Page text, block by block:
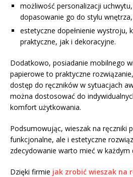
możliwość personalizacji
dopasowanie go do stylu wnętrza,
estetyczne dopełnienie wystroju,
praktyczne, jak i dekoracyjne.
Dodatkowo, posiadanie mobilnego
papierowe to praktyczne
dostęp do ręczników w sytuacjach
można dostosować do
komfort użytkowania.
Podsumowując, wieszak na ręczniki
funkcjonalne, ale i estetyczne
zdecydowanie warto mieć w każdym
Dzięki firmie jak zrobić wieszak na